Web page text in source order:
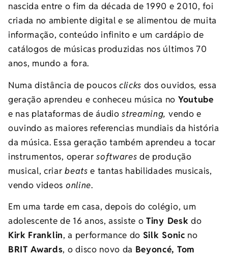
nascida entre o fim da década de 1990 e 2010, foi
criada no ambiente digital e se alimentou de muita
informação, conteúdo infinito e um cardápio de
catálogos de músicas produzidas nos últimos 70
anos, mundo a fora.
Numa distância de poucos clicks dos ouvidos, essa
geração aprendeu e conheceu música no Youtube
e nas plataformas de áudiostreaming, vendo e
ouvindo as maiores referencias mundiais da história
da música. Essa geração também aprendeu a tocar
instrumentos, operarsoftwares de produção
musical, criarbeats e tantas habilidades musicais,
vendo videos online.
Em uma tarde em casa, depois do colégio, um
adolescente de 16 anos, assiste oTiny Desk do
Kirk Franklin, a performance do Silk Sonic no
BRIT Awards, o disco novo da Beyoncé, Tom